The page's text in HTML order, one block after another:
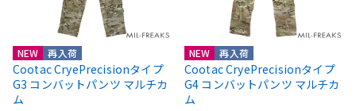
NEW 再入荷
Cootac CryePrecisionタイプ
G3 コンバットパンツ マルチカ
ム
NEW 再入荷
Cootac CryePrecisionタイプ
G4 コンバットパンツ マルチカ
ム